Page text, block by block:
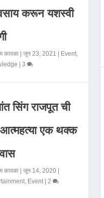
करून यशस्वी
कावळा |जून 23, 2021 | Event
|3
सिंग राजपूत ची
आत्महत्या एक थक्क
कावळा |जून 14, 2020 |
Event | 2